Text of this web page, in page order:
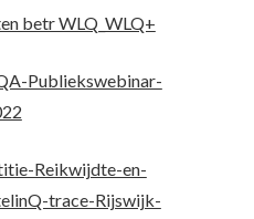
betr WLQ_WLQ+
Publiekswebinar-
Reikwijdte-en-
trace-Rijswijk-